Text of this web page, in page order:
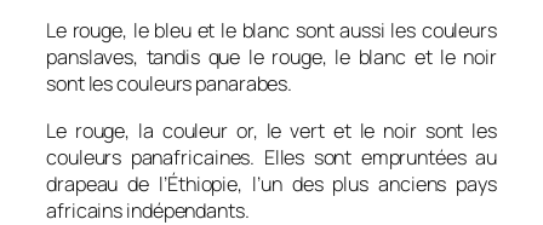
Le rouge, le bleu et le blanc sont aussi les couleurs
panslaves, tandis que le rouge, le blanc et le noir
sont les couleurs panarabes.
Le rouge, la couleur or, le vert et le noir sont les
couleurs panafricaines. Elles sont empruntées au
drapeau de l’Éthiopie, l’un des plus anciens pays
africains indépendants.